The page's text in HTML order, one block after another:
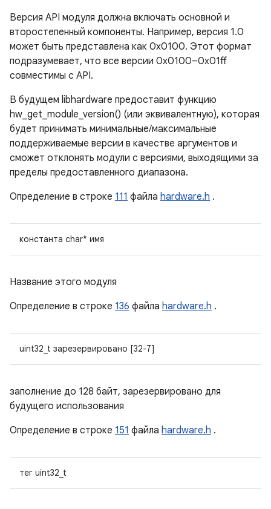
Версия API модуля должна включать основной и
второстепенный компоненты. Например, версия 1.0
может быть представлена ​​как 0x0100. Этот формат
подразумевает, что все версии 0x0100–0x01ff
совместимы с API.
В будущем libhardware предоставит функцию
hw_get_module_version() (или эквивалентную), которая
будет принимать минимальные/максимальные
поддерживаемые версии в качестве аргументов и
сможет отклонять модули с версиями, выходящими за
пределы предоставленного диапазона.
Определение в строке 111 файла hardware.h .
константа char* имя
Название этого модуля
Определение в строке 136 файла hardware.h .
uint32_t зарезервировано [32-7]
заполнение до 128 байт, зарезервировано для
будущего использования
Определение в строке 151 файла hardware.h .
тег uint32_t